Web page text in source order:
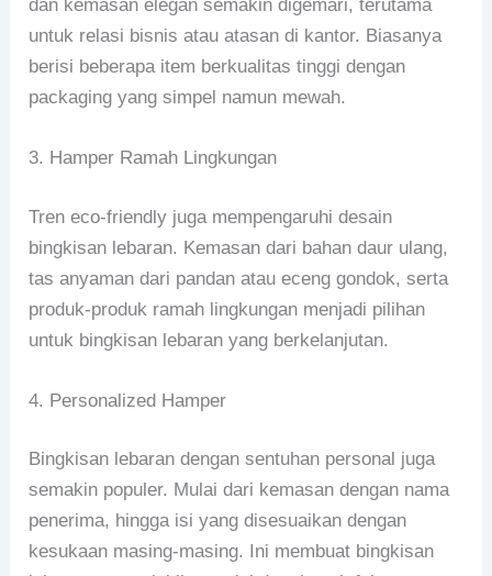
dan kemasan elegan semakin digemari, terutama
untuk relasi bisnis atau atasan di kantor. Biasanya
berisi beberapa item berkualitas tinggi dengan
packaging yang simpel namun mewah.
3. Hamper Ramah Lingkungan
Tren eco-friendly juga mempengaruhi desain
bingkisan lebaran. Kemasan dari bahan daur ulang,
tas anyaman dari pandan atau eceng gondok, serta
produk-produk ramah lingkungan menjadi pilihan
untuk bingkisan lebaran yang berkelanjutan.
4. Personalized Hamper
Bingkisan lebaran dengan sentuhan personal juga
semakin populer. Mulai dari kemasan dengan nama
penerima, hingga isi yang disesuaikan dengan
kesukaan masing-masing. Ini membuat bingkisan